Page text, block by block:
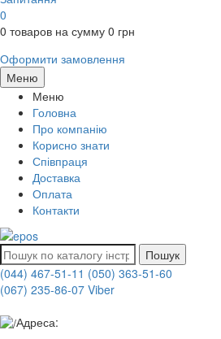
0
0 товаров на сумму 0 грн
Оформити замовлення
Меню
Меню
Головна
Про компанію
Корисно знати
Співпраця
Доставка
Оплата
Контакти
Пошук
(044) 467-51-11 (050) 363-51-60
(067) 235-86-07 Viber
Адреса: